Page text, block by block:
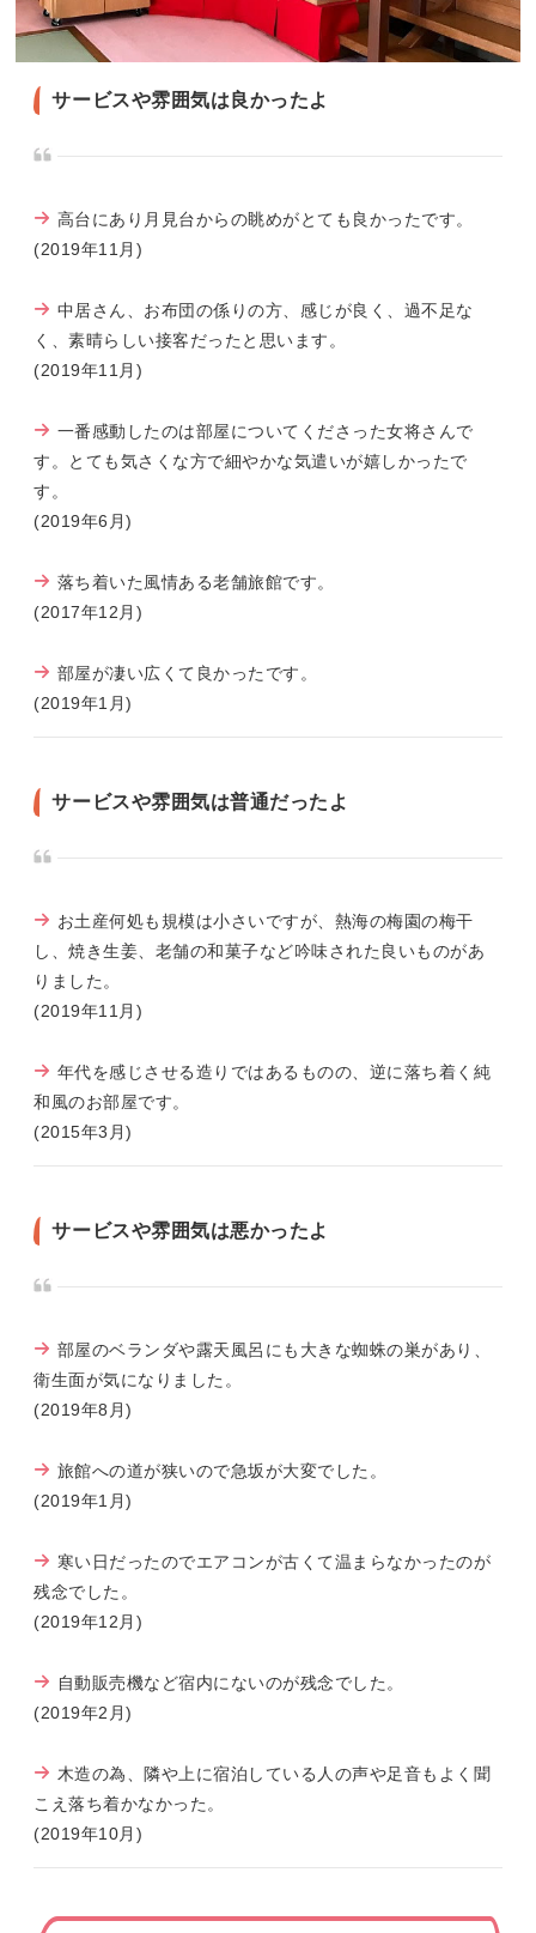
サービスや雰囲気は良かったよ
高台にあり月見台からの眺めがとても良かったです。
(2019年11月)
中居さん、お布団の係りの方、感じが良く、過不足な
く、素晴らしい接客だったと思います。
(2019年11月)
一番感動したのは部屋についてくださった女将さんで
す。とても気さくな方で細やかな気遣いが嬉しかったで
す。
(2019年6月)
落ち着いた風情ある老舗旅館です。
(2017年12月)
部屋が凄い広くて良かったです。
(2019年1月)
サービスや雰囲気は普通だったよ
お土産何処も規模は小さいですが、熱海の梅園の梅干
し、焼き生姜、老舗の和菓子など吟味された良いものがあ
りました。
(2019年11月)
年代を感じさせる造りではあるものの、逆に落ち着く純
和風のお部屋です。
(2015年3月)
サービスや雰囲気は悪かったよ
部屋のベランダや露天風呂にも大きな蜘蛛の巣があり、
衛生面が気になりました。
(2019年8月)
旅館への道が狭いので急坂が大変でした。
(2019年1月)
寒い日だったのでエアコンが古くて温まらなかったのが
残念でした。
(2019年12月)
自動販売機など宿内にないのが残念でした。
(2019年2月)
木造の為、隣や上に宿泊している人の声や足音もよく聞
こえ落ち着かなかった。
(2019年10月)